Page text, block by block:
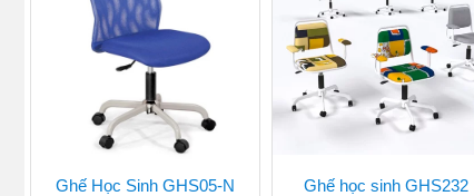
Ghế Học Sinh GHS05-N Ghế học sinh GHS232